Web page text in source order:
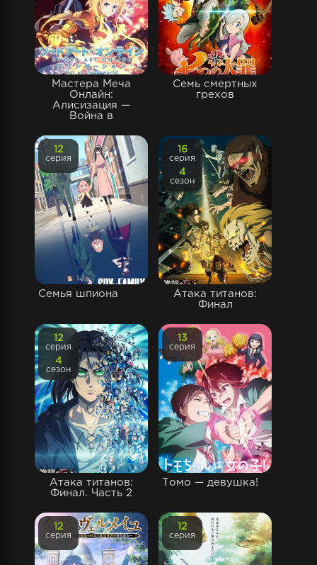
Мастера Меча
Онлайн:
Алисизация —
Война в
Семь смертных
грехов
Семья шпиона
12
серия
Атака титанов:
Финал
16
серия
4
сезон
Атака титанов:
Финал. Часть 2
12
серия
4
сезон
Томо — девушка!
13
серия
12
серия
12
серия